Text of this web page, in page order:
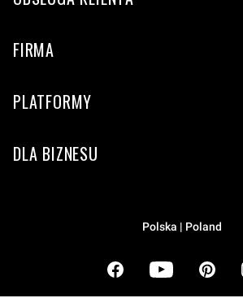
FIRMA
PLATFORMY
DLA BIZNESU
Polska | Poland